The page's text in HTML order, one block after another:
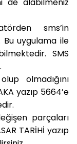
sms’in
uygulama ile
SMS
olmadığını
yazıp 5664’e
parçaları
TARİHİ yazıp